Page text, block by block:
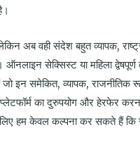
अब वही संदेश बहुत व्यापक,
ऑनलाइन सेक्सिस्ट या महिला
जो इन समेकित, व्यापक,
का दुरुपयोग और हेरफेर करना
हम केवल कल्पना कर सकते हैं